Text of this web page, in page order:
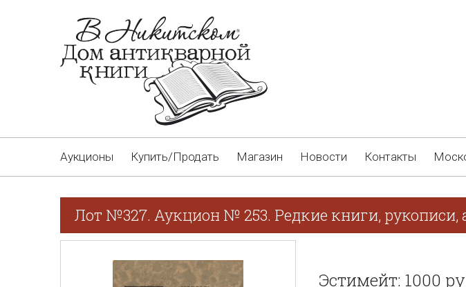
Аукционы Купить/Продать Магазин Новости Контакты
Лот №327. Аукцион № 253. Редкие книги, рукописи,
Эстимейт: 1000